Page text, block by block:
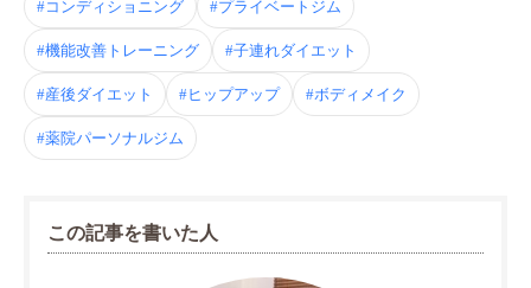
#コンディショニング #プライベートジム
#機能改善トレーニング #子連れダイエット
#産後ダイエット #ヒップアップ #ボディメイク
#薬院パーソナルジム
この記事を書いた人